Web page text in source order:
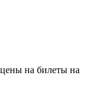
на билеты на